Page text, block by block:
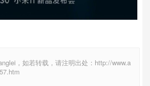
，如若转载，请注明出处：http://www.a